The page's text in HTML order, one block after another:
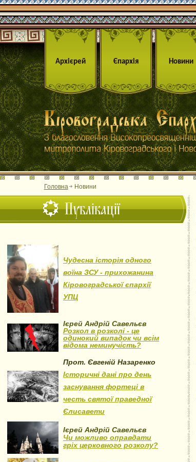
Архієрей Єпархія Новини
Головна Новини
Публікації
Чудесна історія одного
воїна ЗСУ - прихожанина
Кіровоградської єпархії
УПЦ
Ієрей Андрій Савельєв
Розкол в розколі - це
одинокий випадок чи всім
відома неминучість?
Прот. Євгеній Назаренко
Історичні дані про день
заснування фортеці в
честь святої праведної
Єлисавети
Ієрей Андрій Савельєв
Чи можливо оправдати
гріх церковного розколу?